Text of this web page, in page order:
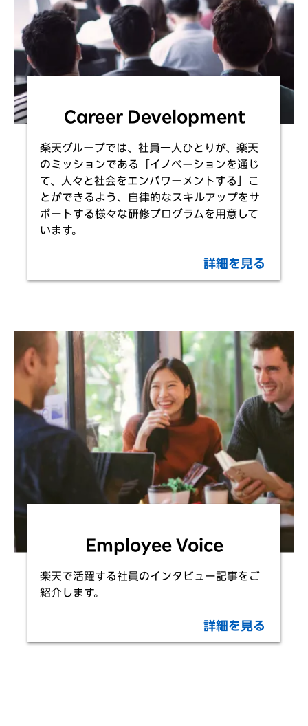
Career Development
楽天グループでは、社員一人ひとりが、楽天
のミッションである「イノベーションを通じ
て、人々と社会をエンパワーメントする」こ
とができるよう、自律的なスキルアップをサ
ポートする様々な研修プログラムを用意して
います。
詳細を見る
Employee Voice
楽天で活躍する社員のインタビュー記事をご
紹介します。
詳細を見る